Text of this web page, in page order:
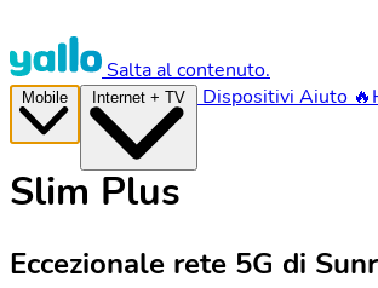
Salta al contenuto.
Dispositivi Aiuto
Slim Plus
Eccezionale rete 5G di